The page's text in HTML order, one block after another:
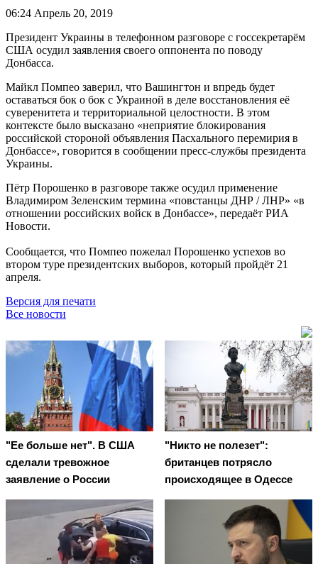
06:24 Апрель 20, 2019
Президент Украины в телефонном разговоре с госсекретарём
США осудил заявления своего оппонента по поводу
Донбасса.
Майкл Помпео заверил, что Вашингтон и впредь будет
оставаться бок о бок с Украиной в деле восстановления её
суверенитета и территориальной целостности. В этом
контексте было высказано «неприятие блокирования
российской стороной объявления Пасхального перемирия в
Донбассе», говорится в сообщении пресс-службы президента
Украины.
Пётр Порошенко в разговоре также осудил применение
Владимиром Зеленским термина «повстанцы ДНР / ЛНР» «в
отношении российских войск в Донбассе», передаёт РИА
Новости.
Сообщается, что Помпео пожелал Порошенко успехов во
втором туре президентских выборов, который пройдёт 21
апреля.
Версия для печати
Все новости
"Ее больше нет". В США
сделали тревожное
заявление о России
"Никто не полезет":
британцев потрясло
происходящее в Одессе